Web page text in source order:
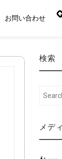
お問い合わせ
検索
Search
メデ